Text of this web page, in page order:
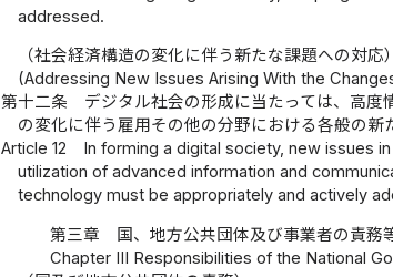
addressed.
（社会経済構造の変化に伴う新たな課題への対応）
(Addressing New Issues Arising With the
第十二条
デジタル社会の形成に当たっては、高
の変化に伴う雇用その他の分野における各般の新
Article 12
In forming a digital society, new issues
utilization of advanced information and
technology must be appropriately and actively
第三章 国、地方公共団体及び事業者の責務
Chapter III Responsibilities of the National